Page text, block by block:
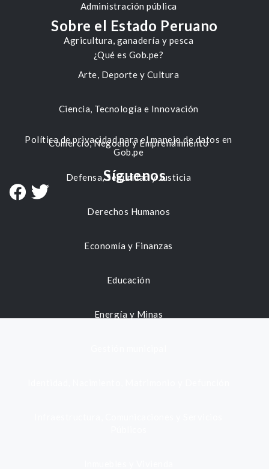
Administración pública
Agricultura, ganadería y pesca
Arte, Deporte y Cultura
Ciencia, Tecnología e Innovación
Comercio, Negocio y Emprendimiento
Defensa, Seguridad y Justicia
Derechos Humanos
Economía y Finanzas
Educación
Energía y Minas
Sobre el Estado Peruano
¿Qué es Gob.pe?
Política de privacidad para el manejo de datos en
Gob.pe
Síguenos